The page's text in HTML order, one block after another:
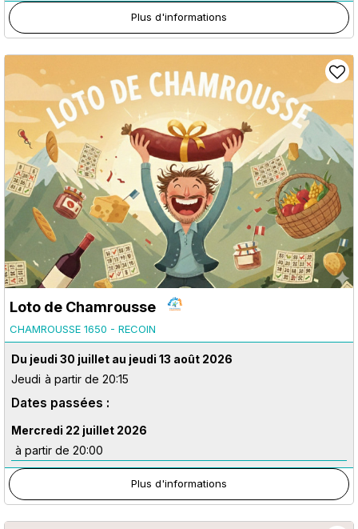
Plus d'informations
Loto de Chamrousse
CHAMROUSSE 1650 - RECOIN
Du jeudi 30 juillet au jeudi 13 août 2026
Jeudi à partir de 20:15
Dates passées :
Mercredi 22 juillet 2026
à partir de 20:00
Plus d'informations